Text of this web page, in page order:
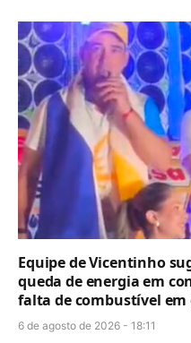
Equipe de Vicentinho
queda de energia em
falta de combustível em
6 de agosto de 2026 - 18:11